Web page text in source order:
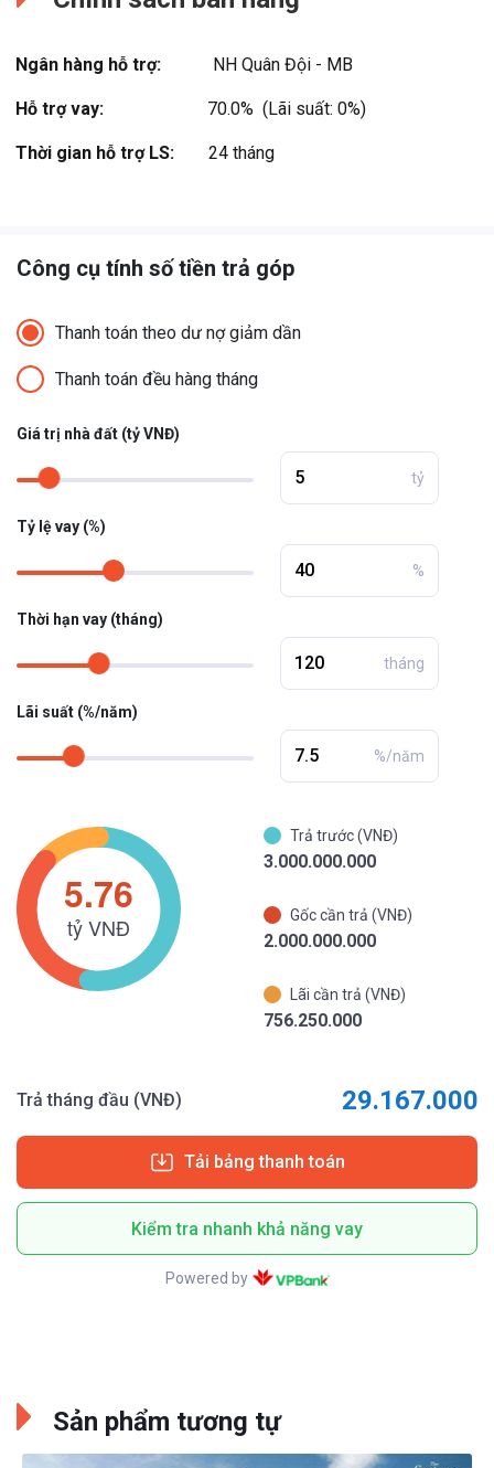
thứ hai của loại hình này trên thế giới.
Ngân hàng hỗ trợ: NH Quân Đội - MB
Hỗ trợ vay: 70.0%  (Lãi suất: 0%)
Thời gian hỗ trợ LS: 24 tháng
Công cụ tính số tiền trả góp
Thanh toán theo dư nợ giảm dần
Thanh toán đều hàng tháng
Giá trị nhà đất (tỷ VNĐ)
tỷ
Tỷ lệ vay (%)
%
Thời hạn vay (tháng)
tháng
Lãi suất (%/năm)
%/năm
Trả trước (VNĐ)
3.000.000.000
Gốc cần trả (VNĐ)
2.000.000.000
Lãi cần trả (VNĐ)
756.250.000
Trả tháng đầu (VNĐ) 29.167.000
Tải bảng thanh toán
Kiểm tra nhanh khả năng vay
Powered by
Sản phẩm tương tự